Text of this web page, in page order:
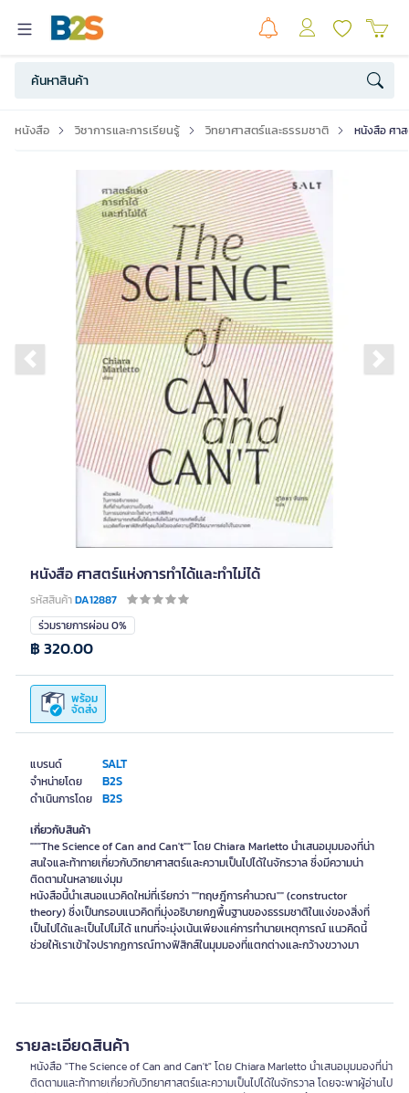
หนังสือ วิชาการและการเรียนรู้ วิทยาศาสตร์และธรรมชาติ หนังสือ ศาส
Previous slide
หนังสือ ศาสตร์แห่งการทำได้และทำไม่ได้
รหัสสินค้าDA12887
แบรนด์ SALT
จำหน่ายโดย B2S
ดำเนินการโดย B2S
ร่วมรายการผ่อน 0%
พร้อม
จัดส่ง
฿ 320.00
เกี่ยวกับสินค้า
"""The Science of Can and Can't"" โดย Chiara Marletto นำเสนอมุมมองที่น่า
สนใจและท้าทายเกี่ยวกับวิทยาศาสตร์และความเป็นไปได้ในจักรวาล ซึ่งมีความน่า
ติดตามในหลายแง่มุม
หนังสือนี้นำเสนอแนวคิดใหม่ที่เรียกว่า ""ทฤษฎีการคำนวณ"" (constructor
theory) ซึ่งเป็นกรอบแนวคิดที่มุ่งอธิบายกฎพื้นฐานของธรรมชาติในแง่ของสิ่งที่
เป็นไปได้และเป็นไปไม่ได้ แทนที่จะมุ่งเน้นเพียงแค่การทำนายเหตุการณ์ แนวคิดนี้
ช่วยให้เราเข้าใจปรากฏการณ์ทางฟิสิกส์ในมุมมองที่แตกต่างและกว้างขวางมา
รายละเอียดสินค้า
หนังสือ "The Science of Can and Can't" โดย Chiara Marletto นำเสนอมุมมองที่น่า
ติดตามและท้าทายเกี่ยวกับวิทยาศาสตร์และความเป็นไปได้ในจักรวาล โดยจะพาผู้อ่านไป